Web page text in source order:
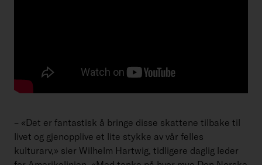
– «Det er fantastisk å bringe disse skattene tilbake til
livet og gjenopplive et lite stykke av vår felles
kulturarv,» sier Wilhelm Hartwig, tidligere daglig leder